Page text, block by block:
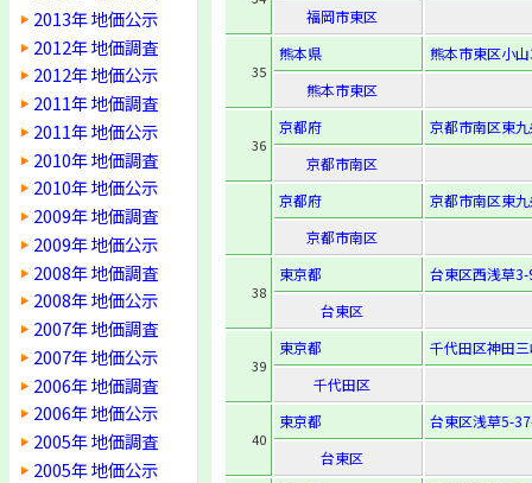
2013年 地価公示
2012年 地価調査
2012年 地価公示
2011年 地価調査
2011年 地価公示
2010年 地価調査
2010年 地価公示
2009年 地価調査
2009年 地価公示
2008年 地価調査
2008年 地価公示
2007年 地価調査
2007年 地価公示
2006年 地価調査
2006年 地価公示
2005年 地価調査
2005年 地価公示
福岡市東区
35
熊本県
熊本市東区小
熊本市東区
36
京都府
京都市南区東
京都市南区
京都府
京都市南区東
京都市南区
38
東京都
台東区西浅草
台東区
39
東京都
千代田区神田
千代田区
40
東京都
台東区浅草5-
台東区